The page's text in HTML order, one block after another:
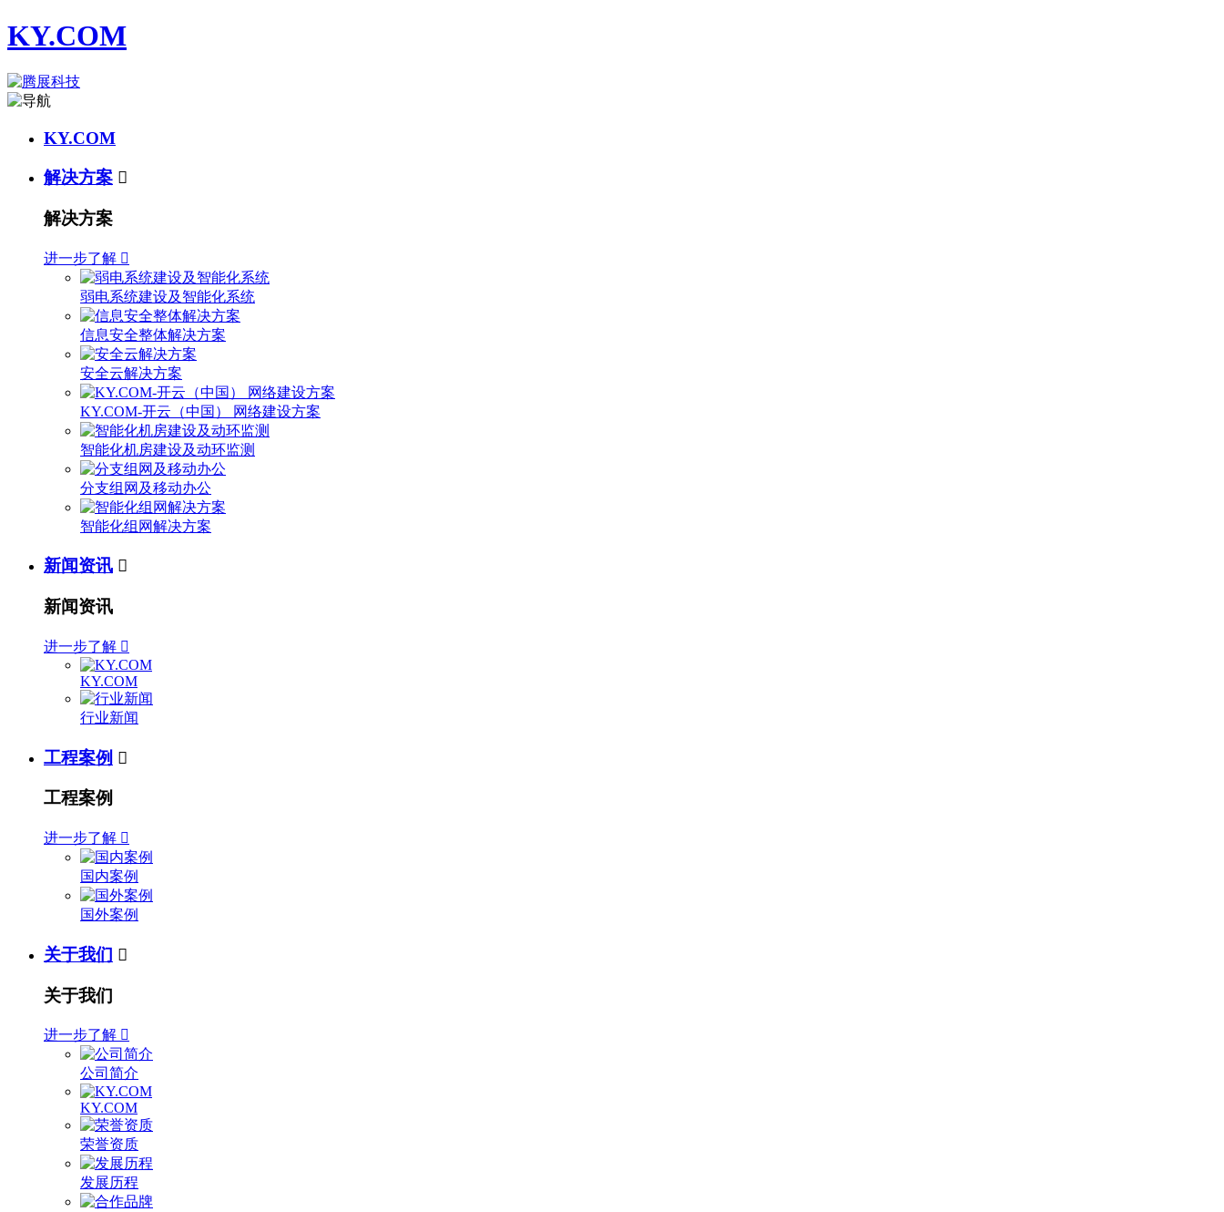
KY.COM
KY.COM
解决方案 
解决方案
进一步了解 
弱电系统建设及智能化系统
信息安全整体解决方案
安全云解决方案
KY.COM-开云（中国） 网络建设方案
智能化机房建设及动环监测
分支组网及移动办公
智能化组网解决方案
新闻资讯 
新闻资讯
进一步了解 
KY.COM
行业新闻
工程案例 
工程案例
进一步了解 
国内案例
国外案例
关于我们 
关于我们
进一步了解 
公司简介
KY.COM
荣誉资质
发展历程